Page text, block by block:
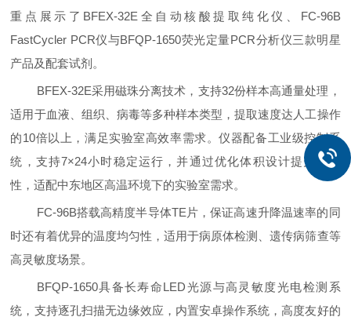
重点展示了BFEX-32E 全自动核酸提取纯化仪
、FC-96B
FastCycler PCR仪与BFQP-1650荧光定量PCR分析仪三款明星
产品及配套试剂。
BFEX-32E采用磁珠分离技术，支持32份样本高通量处理，
适用于血液、组织、病毒等多种样本类型，提取速度达人工操作
的10倍以上，满足实验室高效率需求。仪器配备工业级控制系
统，支持7×24小时稳定运行，并通过优化体积设计提升便携
性，适配中东地区高温环境下的实验室需求。
FC-96B搭载高精度半导体TE片，保证高速升降温速率的同
时还有着优异的温度均匀性，适用于病原体检测、遗传病筛查等
高灵敏度场景。
BFQP-1650具备长寿命LED光源与高灵敏度光电检测系
统，支持逐孔扫描无边缘效应，内置安卓操作系统，高度友好的